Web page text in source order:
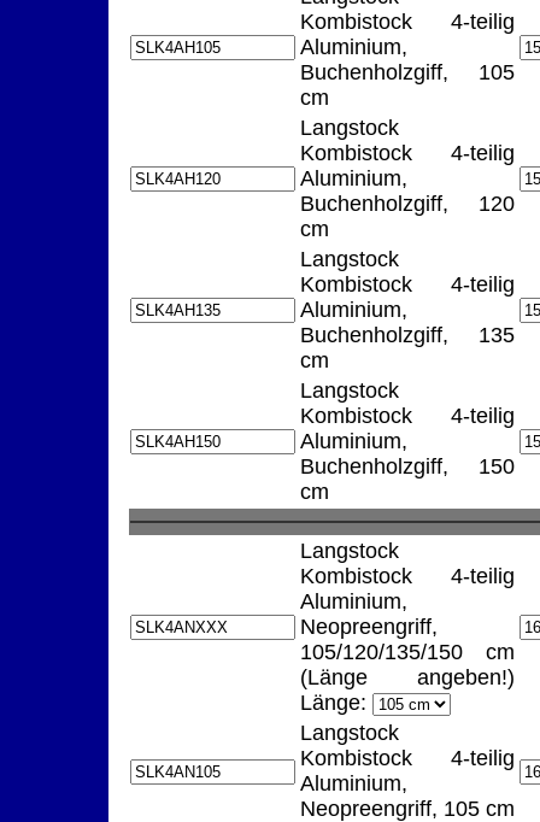
Kombistock 4-teilig
Aluminium,
Buchenholzgiff, 105
cm
Langstock
Kombistock 4-teilig
Aluminium,
Buchenholzgiff, 120
cm
Langstock
Kombistock 4-teilig
Aluminium,
Buchenholzgiff, 135
cm
Langstock
Kombistock 4-teilig
Aluminium,
Buchenholzgiff, 150
cm
Langstock
Kombistock 4-teilig
Aluminium,
Neopreengriff,
105/120/135/150 cm
(Länge angeben!)
Länge:
Langstock
Kombistock 4-teilig
Aluminium,
Neopreengriff, 105 cm